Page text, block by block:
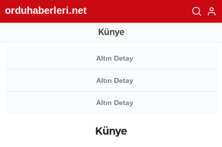
orduhaberleri.net
Künye
Altın Detay
Altın Detay
Altın Detay
Künye